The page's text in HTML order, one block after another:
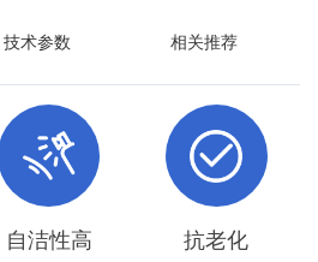
技术参数 相关推荐
自洁性高 抗老化